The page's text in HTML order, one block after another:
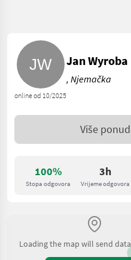
100%
Stopa odgovora
3h
Vrijeme odgovora
online od 10/2025
Jan Wyroba
, Njemačka
Više
Loading the map will send